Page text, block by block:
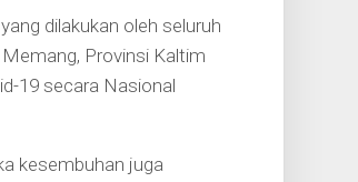
dilakukan oleh seluruh
Provinsi Kaltim
19 secara Nasional
kesembuhan juga